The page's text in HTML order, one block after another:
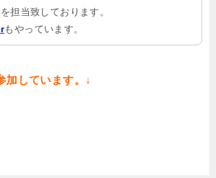
を担当致しております。
もやっています。
加しています。↓